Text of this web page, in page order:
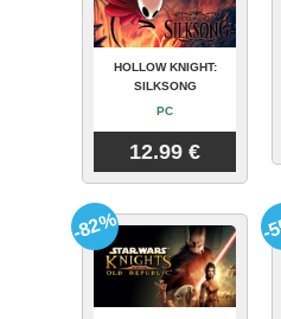
HOLLOW KNIGHT:
SILKSONG
PC
12.99 €
-82% -